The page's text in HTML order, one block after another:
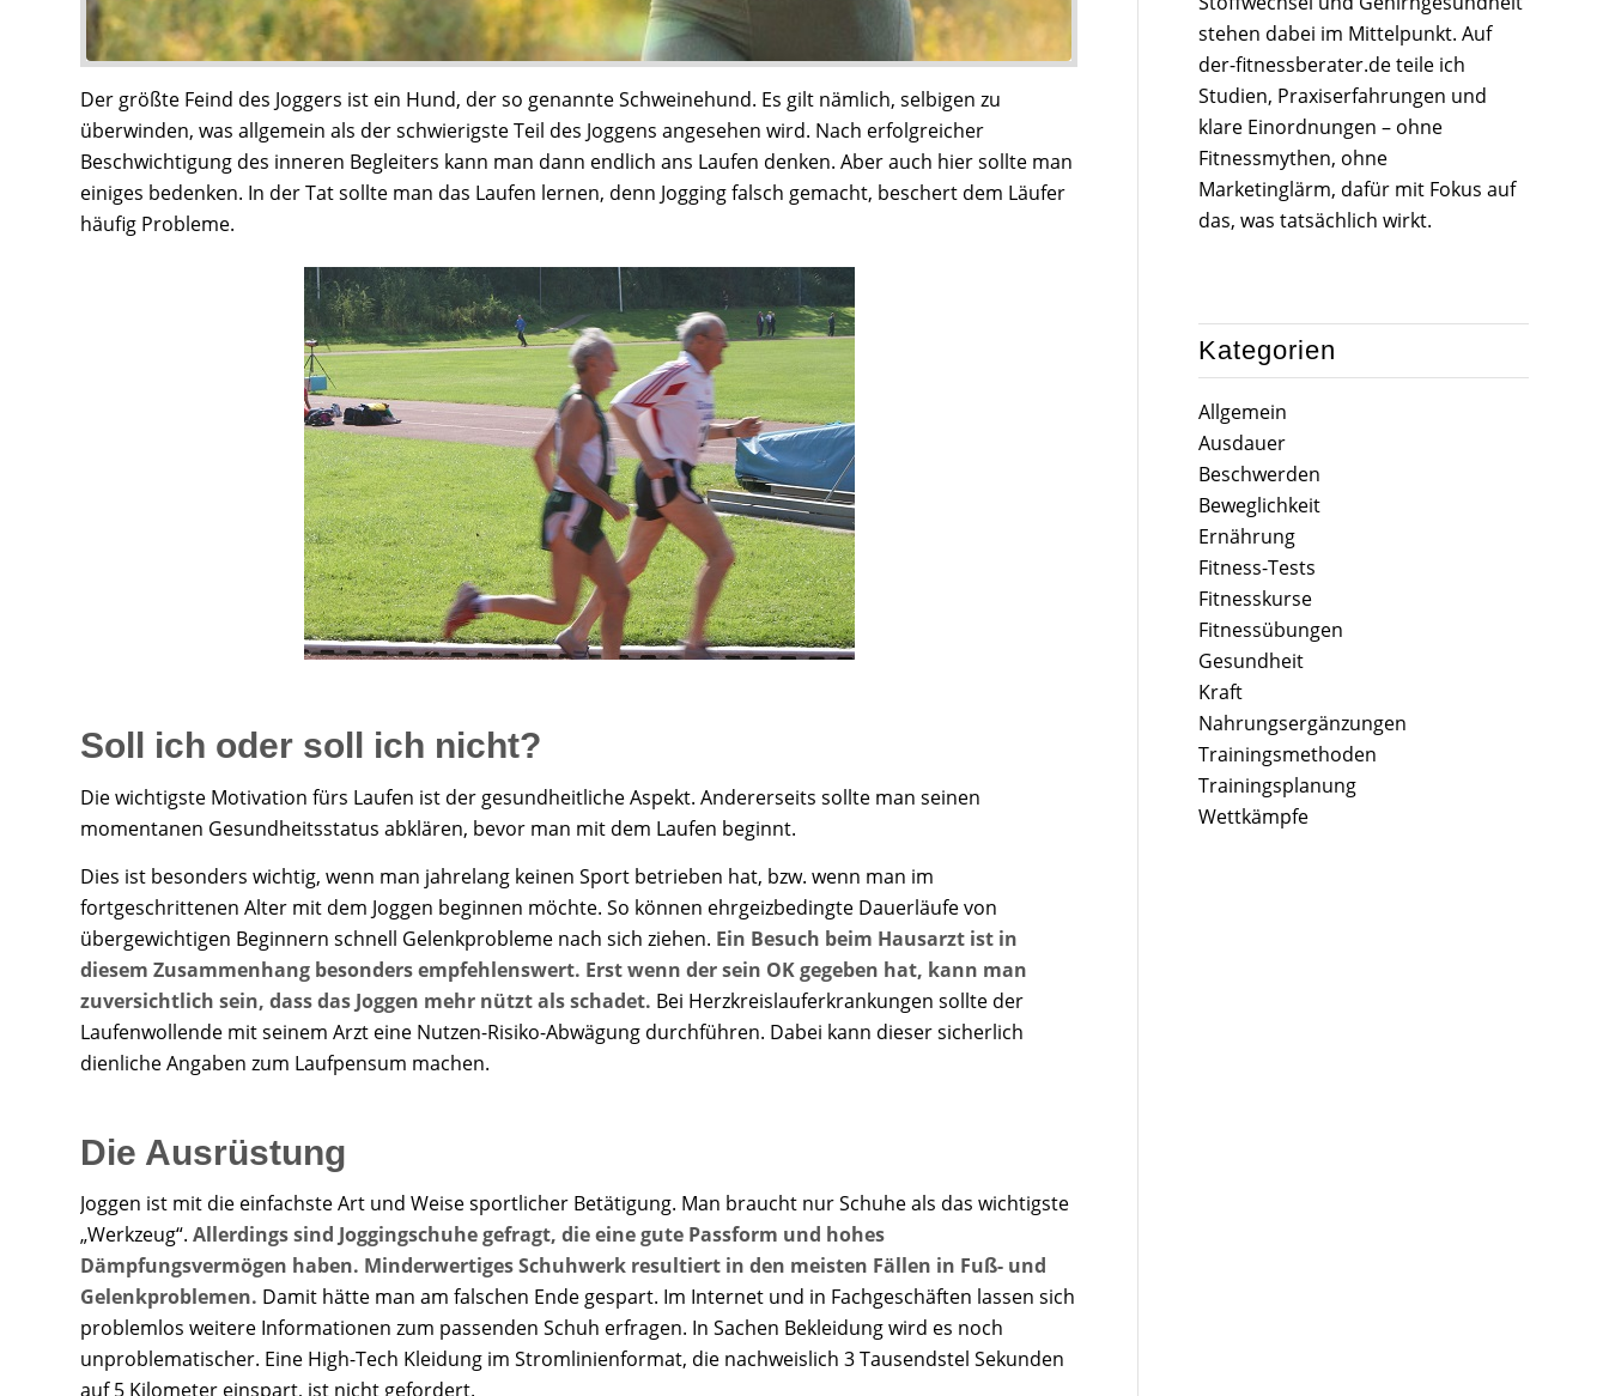
Der größte Feind des Joggers ist ein Hund, der so genannte Schweinehund. Es gilt nämlich, selbigen zu
überwinden, was allgemein als der schwierigste Teil des Joggens angesehen wird. Nach erfolgreicher
Beschwichtigung des inneren Begleiters kann man dann endlich ans Laufen denken. Aber auch hier sollte man
einiges bedenken. In der Tat sollte man das Laufen lernen, denn Jogging falsch gemacht, beschert dem Läufer
häufig Probleme.
Soll ich oder soll ich nicht?
Die wichtigste Motivation fürs Laufen ist der gesundheitliche Aspekt. Andererseits sollte man seinen
momentanen Gesundheitsstatus abklären, bevor man mit dem Laufen beginnt.
Dies ist besonders wichtig, wenn man jahrelang keinen Sport betrieben hat, bzw. wenn man im
fortgeschrittenen Alter mit dem Joggen beginnen möchte. So können ehrgeizbedingte Dauerläufe von
übergewichtigen Beginnern schnell Gelenkprobleme nach sich ziehen. Ein Besuch beim Hausarzt ist in
diesem Zusammenhang besonders empfehlenswert. Erst wenn der sein OK gegeben hat, kann man
zuversichtlich sein, dass das Joggen mehr nützt als schadet. Bei Herzkreislauferkrankungen sollte der
Laufenwollende mit seinem Arzt eine Nutzen-Risiko-Abwägung durchführen. Dabei kann dieser sicherlich
dienliche Angaben zum Laufpensum machen.
Die Ausrüstung
Joggen ist mit die einfachste Art und Weise sportlicher Betätigung. Man braucht nur Schuhe als das wichtigste
„Werkzeug“. Allerdings sind Joggingschuhe gefragt, die eine gute Passform und hohes
Dämpfungsvermögen haben. Minderwertiges Schuhwerk resultiert in den meisten Fällen in Fuß- und
Gelenkproblemen. Damit hätte man am falschen Ende gespart. Im Internet und in Fachgeschäften lassen sich
problemlos weitere Informationen zum passenden Schuh erfragen. In Sachen Bekleidung wird es noch
unproblematischer. Eine High-Tech Kleidung im Stromlinienformat, die nachweislich 3 Tausendstel Sekunden
auf 5 Kilometer einspart, ist nicht gefordert.
stehen dabei im Mittelpunkt. Auf
der-fitnessberater.de teile ich
Studien, Praxiserfahrungen und
klare Einordnungen – ohne
Fitnessmythen, ohne
Marketinglärm, dafür mit Fokus auf
das, was tatsächlich wirkt.
Kategorien
Allgemein
Ausdauer
Beschwerden
Beweglichkeit
Ernährung
Fitness-Tests
Fitnesskurse
Fitnessübungen
Gesundheit
Kraft
Nahrungsergänzungen
Trainingsmethoden
Trainingsplanung
Wettkämpfe